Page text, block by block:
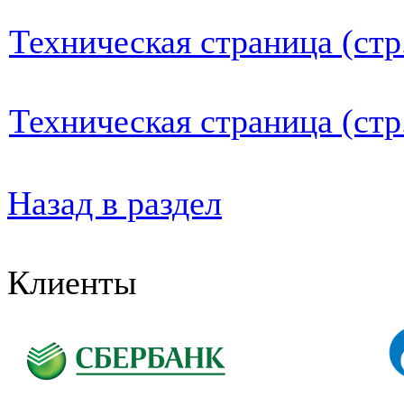
Техническая страница
Техническая страница
Назад в раздел
Клиенты